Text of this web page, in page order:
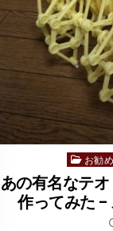
Posted
in
お勧
あの有名なテ
作ってみた –